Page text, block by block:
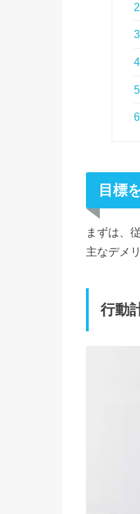
2
3
4
5
6
目標
まずは、
主なデメ
行動